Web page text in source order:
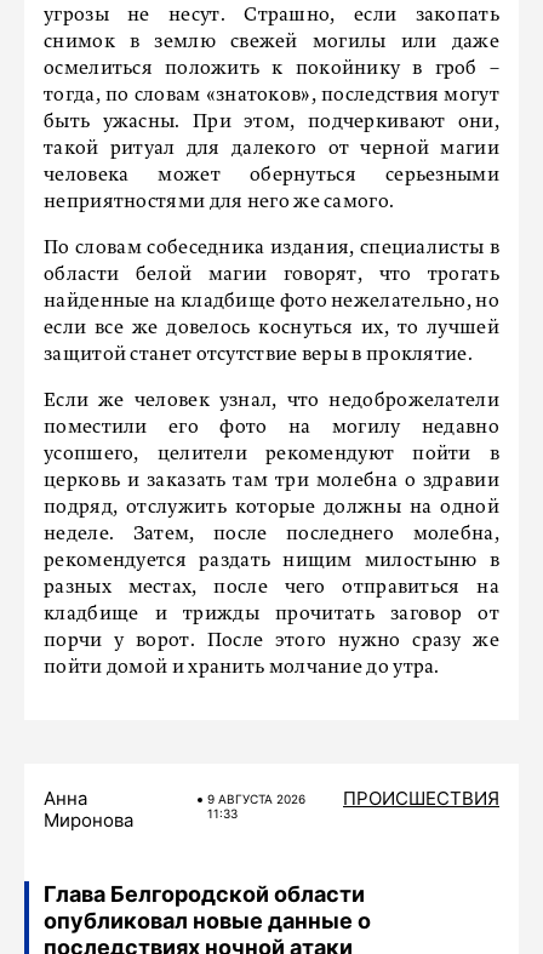
угрозы не несут. Страшно, если закопать
снимок в землю свежей могилы или даже
осмелиться положить к покойнику в гроб –
тогда, по словам «знатоков», последствия могут
быть ужасны. При этом, подчеркивают они,
такой ритуал для далекого от черной магии
человека может обернуться серьезными
неприятностями для него же самого.
По словам собеседника издания, специалисты в
области белой магии говорят, что трогать
найденные на кладбище фото нежелательно, но
если все же довелось коснуться их, то лучшей
защитой станет отсутствие веры в проклятие.
Если же человек узнал, что недоброжелатели
поместили его фото на могилу недавно
усопшего, целители рекомендуют пойти в
церковь и заказать там три молебна о здравии
подряд, отслужить которые должны на одной
неделе. Затем, после последнего молебна,
рекомендуется раздать нищим милостыню в
разных местах, после чего отправиться на
кладбище и трижды прочитать заговор от
порчи у ворот. После этого нужно сразу же
пойти домой и хранить молчание до утра.
Анна
Миронова
9 АВГУСТА 2026
11:33
ПРОИСШЕСТВИЯ
Глава Белгородской области
опубликовал новые данные о
последствиях ночной атаки